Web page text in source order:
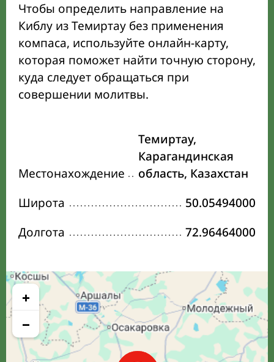
Чтобы определить направление на
Киблу из Темиртау без применения
компаса, используйте онлайн-карту,
которая поможет найти точную сторону,
куда следует обращаться при
совершении молитвы.
Местонахождение
Темиртау,
Карагандинская
область, Казахстан
Широта
50.05494000
Долгота
72.96464000
+
−